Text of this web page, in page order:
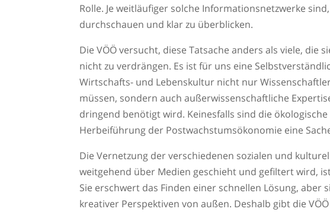
Rolle. Je weitläufiger solche Informationsnetzwerke
durchschauen und klar zu überblicken.
Die VÖÖ versucht, diese Tatsache anders als viele, die
nicht zu verdrängen. Es ist für uns eine
Wirtschafts- und Lebenskultur nicht nur
müssen, sondern auch außerwissenschaftliche
dringend benötigt wird. Keinesfalls sind die
Herbeiführung der Postwachstumsökonomie eine
Die Vernetzung der verschiedenen sozialen und
weitgehend über Medien geschieht und gefiltert wird,
Sie erschwert das Finden einer schnellen Lösung, aber
kreativer Perspektiven von außen. Deshalb gibt die